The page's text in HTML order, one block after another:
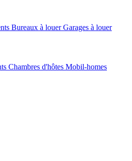
Bureaux à louer Garages à louer
Chambres d'hôtes Mobil-homes